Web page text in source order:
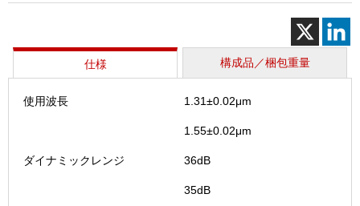
720C-
SM1（
個
仕様 構成品／梱包重量
使用波長 1.31±0.02μm
1.55±0.02μm
ダイナミックレンジ 36dB
35dB